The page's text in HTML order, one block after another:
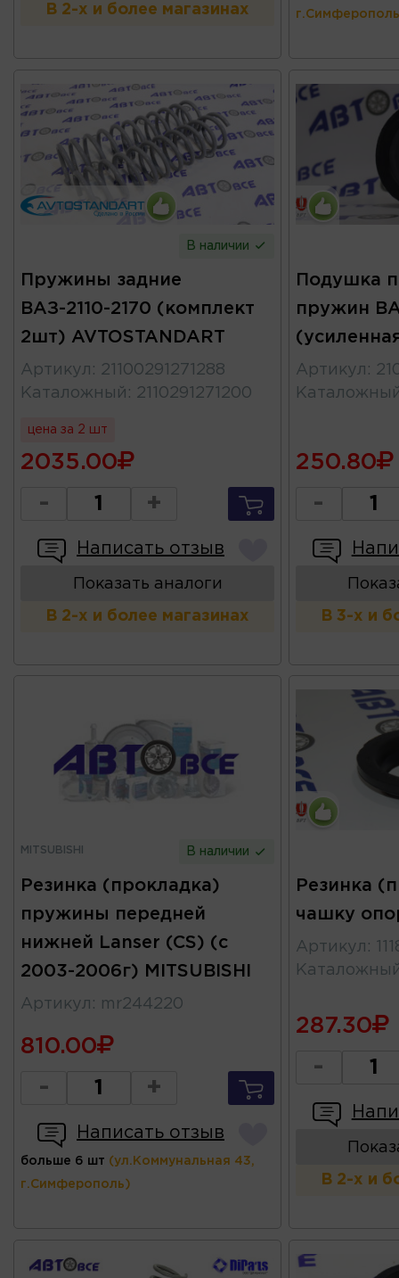
В 2-х и более магазинах
В наличии
Пружины задние
ВАЗ-2110-2170 (комплект
2шт) AVTOSTANDART
Артикул : 21100291271288
Каталожный : 2110291271200
цена за 2 шт
2035.00
- +
Написать отзыв
Показать аналоги
В 2-х и более магазинах
Подушка
пружин
Артикул :
250.80
-
В 3-х и
MITSUBISHI В наличии
Резинка (прокладка)
пружины передней
нижней Lanser (CS) (с
2003-2006г) MITSUBISHI
Артикул : mr244220
810.00
- +
Написать отзыв
больше 6 шт (ул.Коммунальная 43,
г.Симферополь)
Резинка
чашку
Артикул :
287.30
-
В 2-х и